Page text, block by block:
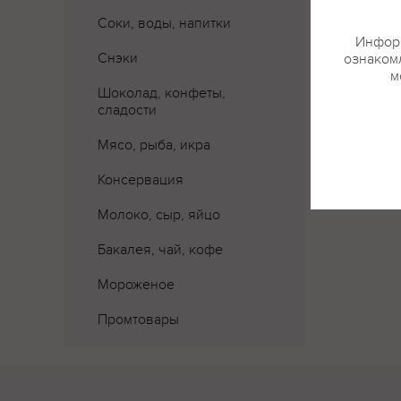
Соки, воды, напитки
Снэки
Шоколад, конфеты,
сладости
Мясо, рыба, икра
Консервация
Молоко, сыр, яйцо
Бакалея, чай, кофе
Мороженое
Промтовары